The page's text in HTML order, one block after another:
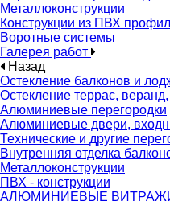
Металлоконструкции
Конструкции из ПВХ
Воротные системы
Галерея работ
Назад
Остекление балконов и
Остекление террас,
Алюминиевые перегородки
Алюминиевые двери,
Технические и другие
Внутренняя отделка
Металлоконструкции
ПВХ - конструкции
АЛЮМИНИЕВЫЕ